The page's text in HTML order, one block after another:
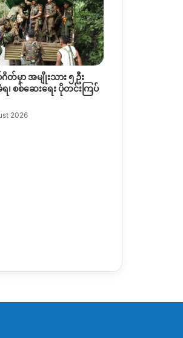
တ်မှာ အမျိုးသား ၅ ဦး
၊ စစ်ဆေးရေး ပိုတင်းကြပ်
2026